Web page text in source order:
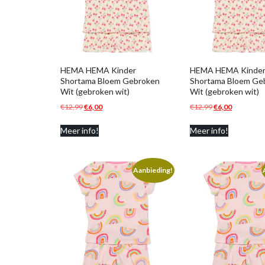
HEMA HEMA Kinder
Shortama Bloem Gebroken
Wit (gebroken wit)
€12,99Oorspronkelijke
was:
€6,00Huidige
Meer info!
HEMA HEMA Kinder
Shortama Bloem
Wit (gebroken wit)
€12,99Oorspronkelijke
was:
€6,00Huidige
Meer info!
Aanbieding!